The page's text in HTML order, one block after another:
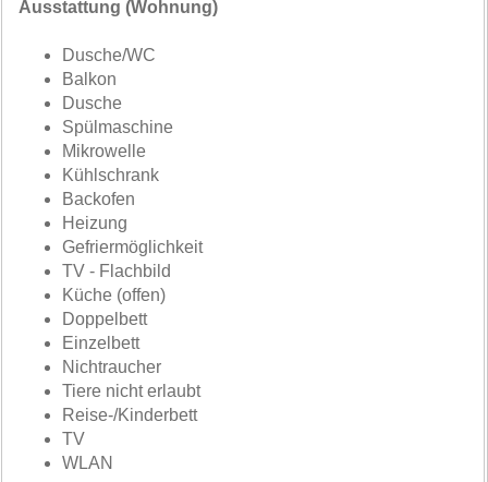
Ausstattung (Wohnung)
Dusche/WC
Balkon
Dusche
Spülmaschine
Mikrowelle
Kühlschrank
Backofen
Heizung
Gefriermöglichkeit
TV - Flachbild
Küche (offen)
Doppelbett
Einzelbett
Nichtraucher
Tiere nicht erlaubt
Reise-/Kinderbett
TV
WLAN